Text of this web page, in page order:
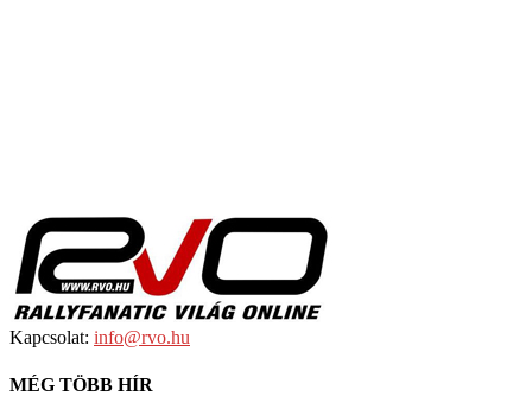
Kapcsolat: info@rvo.hu
MÉG TÖBB HÍR